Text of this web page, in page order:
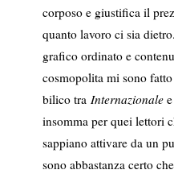
corposo e giustifica il
quanto lavoro ci sia
grafico ordinato e
cosmopolita mi sono
bilico tra Internazionale
insomma per quei lettori
sappiano attivare da un
sono abbastanza certo